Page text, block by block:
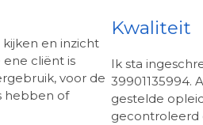
en inzicht
cliënt is
voor de
hebben of
Kwaliteit
Ik sta
39901135994.
gestelde
gecontroleerd